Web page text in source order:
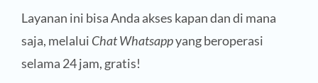
Layanan ini bisa Anda akses kapan dan di mana
saja, melalui Chat Whatsappyang beroperasi
selama 24 jam, gratis!